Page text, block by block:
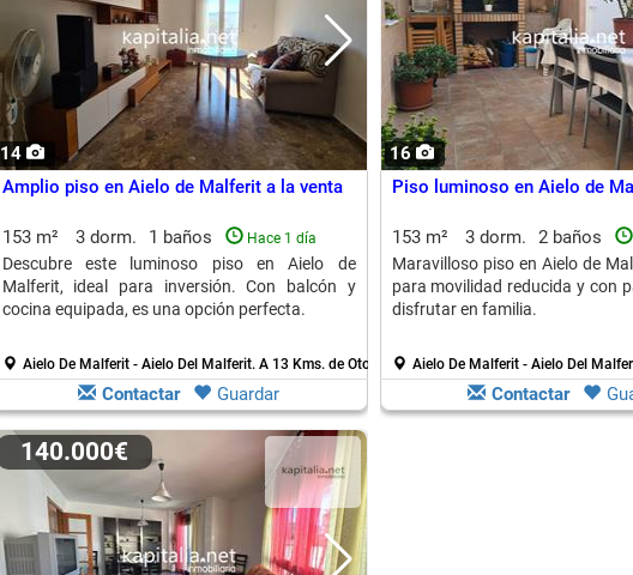
14
Amplio piso en Aielo de Malferit a la venta
153 m² 3 dorm. 1 baños Hace 1 día
Descubre este luminoso piso en Aielo de
Malferit, ideal para inversión. Con balcón y
cocina equipada, es una opción perfecta.
Aielo De Malferit - Aielo Del Malferit. A 13 Kms. de Otos
Contactar Guardar
16
Piso luminoso en Aielo de
153 m² 3 dorm. 2 baños
Maravilloso piso en Aielo de
para movilidad reducida y con
disfrutar en familia.
Aielo De Malferit - Aielo Del
Contactar
140.000€